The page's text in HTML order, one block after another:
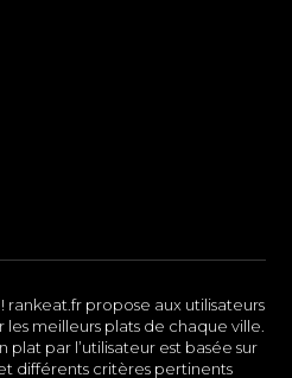
propose aux utilisateurs
meilleurs plats de chaque ville.
par l’utilisateur est basée sur
différents critères pertinents